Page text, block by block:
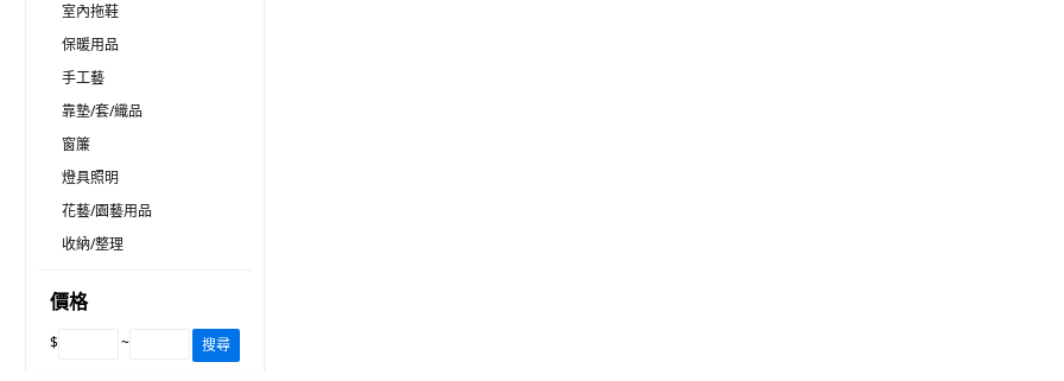
室內拖鞋
保暖用品
手工藝
靠墊/套/織品
窗簾
燈具照明
花藝/園藝用品
收納/整理
價格
$ ~ 搜尋